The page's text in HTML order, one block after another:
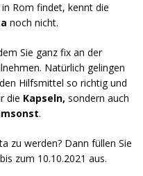
Rom findet, kennt die
noch nicht.
Sie ganz fix an der
Natürlich gelingen
Hilfsmittel so richtig und
die Kapseln, sondern auch
.
zu werden? Dann füllen Sie
zum 10.10.2021 aus.